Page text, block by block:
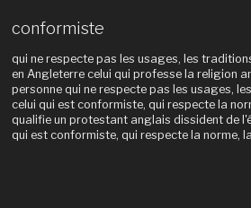
conformiste
qui ne respecte pas les usages, les
en Angleterre celui qui professe la religion
personne qui ne respecte pas les usages,
celui qui est conformiste, qui respecte la
qualifie un protestant anglais dissident de
qui est conformiste, qui respecte la norme,